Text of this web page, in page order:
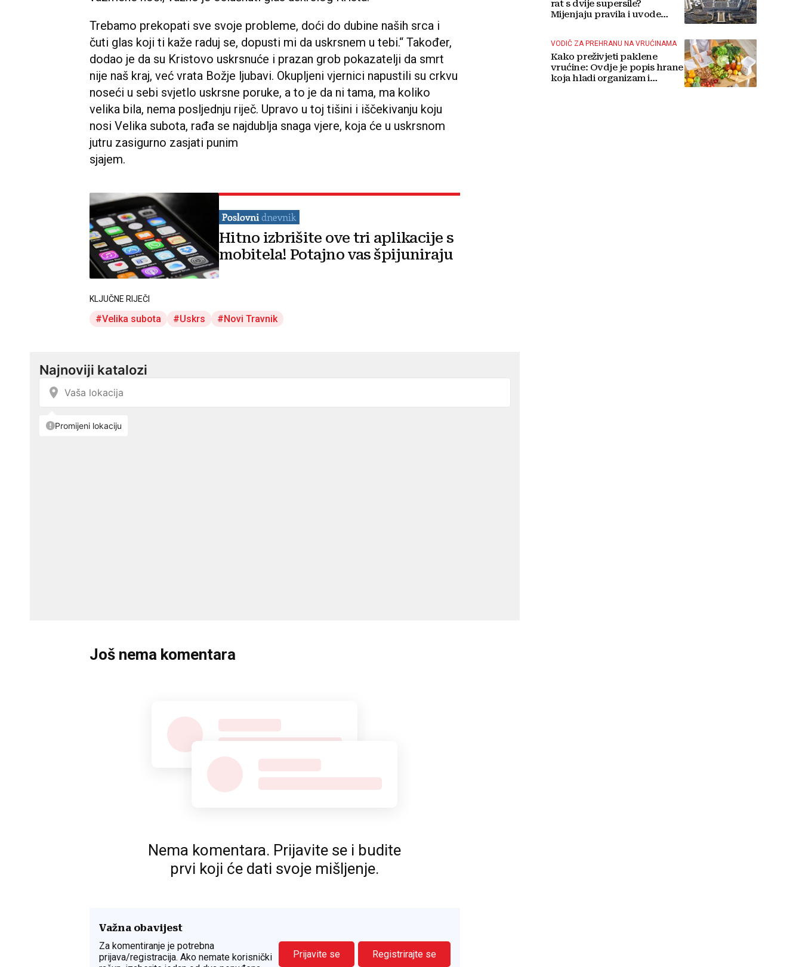
Trebamo prekopati sve svoje probleme, doći do dubine naših srca i
čuti glas koji ti kaže raduj se, dopusti mi da uskrsnem u tebi.“ Također,
dodao je da su Kristovo uskrsnuće i prazan grob pokazatelji da smrt
nije naš kraj, već vrata Božje ljubavi. Okupljeni vjernici napustili su crkvu
noseći u sebi svjetlo uskrsne poruke, a to je da ni tama, ma koliko
velika bila, nema posljednju riječ. Upravo u toj tišini i iščekivanju koju
nosi Velika subota, rađa se najdublja snaga vjere, koja će u uskrsnom
jutru zasigurno zasjati punim
sjajem.
Hitno izbrišite ove tri aplikacije s
mobitela! Potajno vas špijuniraju
KLJUČNE RIJEČI
Velika subota Uskrs Novi Travnik
Još nema komentara
Nema komentara. Prijavite se i budite
prvi koji će dati svoje mišljenje.
Važna obavijest
Za komentiranje je potrebna
prijava/registracija. Ako nemate korisnički
Prijavite se Registrirajte se
rat s dvije supersile?
Mijenjaju pravila i uvode
VODIČ ZA PREHRANU NA VRUĆINAMA
Kako preživjeti paklene
vrućine: Ovdje je popis hrane
koja hladi organizam i